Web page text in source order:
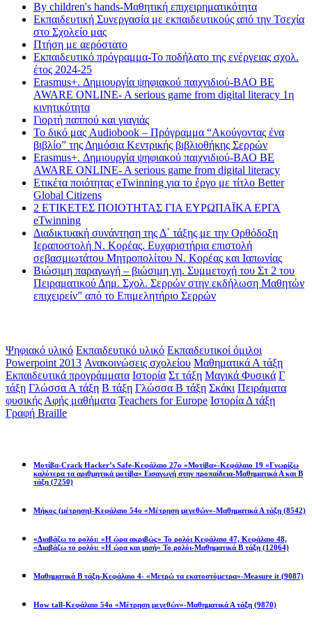
By children's hands-Μαθητική επιχειρηματικότητα
Εκπαιδευτική Συνεργασία με εκπαιδευτικούς από την Τσεχία
στο Σχολείο μας
Πτήση με αερόστατο
Εκπαιδευτικό πρόγραμμα-Το ποδήλατο της ενέργειας σχολ.
έτος 2024-25
Erasmus+. Δημιουργία ψηφιακού παιχνιδιού-ΒΑΟ BE
AWARE ONLINE- A serious game from digital literacy 1η
κινητικότητα
Γιορτή παππού και γιαγιάς
Το δικό μας Audiobook – Πρόγραμμα “Ακούγοντας ένα
βιβλίο” της Δημόσια Κεντρικής βιβλιοθήκης Σερρών
Erasmus+. Δημιουργία ψηφιακού παιχνιδιού-ΒΑΟ BE
AWARE ONLINE- A serious game from digital literacy
Ετικέτα ποιότητας eTwinning για το έργο με τίτλο Better
Global Citizens
2 ΕΤΙΚΕΤΕΣ ΠΟΙΟΤΗΤΑΣ ΓΙΑ ΕΥΡΩΠΑΪΚΑ ΕΡΓΑ
eTwinning
Διαδικτυακή συνάντηση της Δ΄ τάξης με την Ορθόδοξη
Ιεραποστολή Ν. Κορέας. Ευχαριστήρια επιστολή
σεβασμιωτάτου Μητροπολίτου Ν. Κορέας και Ιαπωνίας
Βιώσιμη παραγωγή – βιώσιμη γη. Συμμετοχή του Στ 2 του
Πειραματικού Δημ. Σχολ. Σερρών στην εκδήλωση Μαθητών
επιχειρείν” από το Επιμελητήριο Σερρών
Ψηφιακό υλικό Εκπαιδευτικό υλικό Εκπαιδευτικοί όμιλοι
Powerpoint 2013 Ανακοινώσεις σχολείου Μαθηματικά Α τάξη
Εκπαιδευτικά προγράμματα Ιστορία Στ τάξη Μαγικά Φυσικά Γ
τάξη Γλώσσα Α τάξη Β τάξη Γλώσσα Β τάξη Σκάκι Πειράματα
φυσικής Αφής μαθήματα Teachers for Europe Ιστορία Δ τάξη
Γραφή Braille
Μοτίβα-Crack Hacker’s Safe-Κεφάλαιο 27ο «Μοτίβα»-Κεφάλαιο 19 «Γνωρίζω
καλύτερα τα αριθμητικά μοτίβα» Εισαγωγή στην προπαίδεια-Μαθηματικά Α και Β
τάξη (7250)
Μήκος (μέτρηση)-Κεφάλαιο 54ο «Μέτρηση μεγεθών»-Μαθηματικά Α τάξη (8542)
«Διαβάζω το ρολόι: «Η ώρα ακριβώς» Το ρολόι Κεφάλαιο 47, Κεφάλαιο 48,
«Διαβάζω το ρολόι: «Η ώρα και μισή» Το ρολόι-Μαθηματικά Β τάξη (12064)
Μαθηματικά Β τάξη-Κεφάλαιο 4- «Μετρώ τα εκατοστόμετρα»-Measure it (9087)
How tall-Κεφάλαιο 54ο «Μέτρηση μεγεθών»-Μαθηματικά Α τάξη (9870)